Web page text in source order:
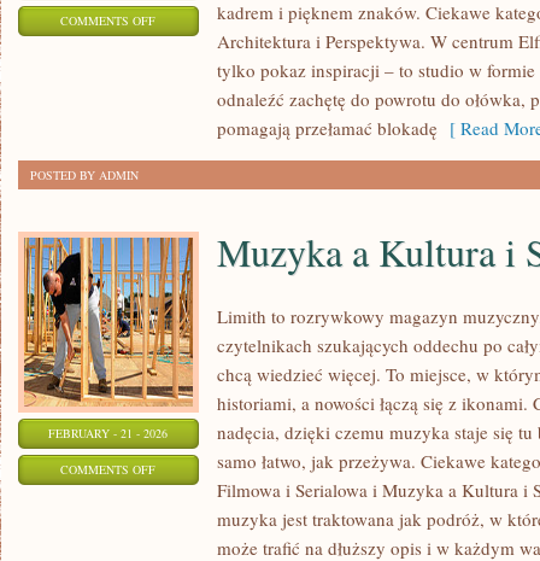
COMMENTS OFFON
SZKICOWNIK
CODZIENNA
PRAKTYKA
kadrem i pięknem znaków. Ciekawe
Architektura i Perspektywa. W centrum
tylko pokaz inspiracji – to studio w
odnaleźć zachętę do powrotu do ołówka,
pomagają przełamać blokadę [ Read
POSTED BY ADMIN
FEBRUARY - 21 - 2026
COMMENTS OFFON
Muzyka a Kultura i
Limith to rozrywkowy magazyn
czytelnikach szukających oddechu po
chcą wiedzieć więcej. To miejsce, w
historiami, a nowości łączą się z ikonami.
nadęcia, dzięki czemu muzyka staje się
samo łatwo, jak przeżywa. Ciekawe
Filmowa i Serialowa i Muzyka a Kultura i
muzyka jest traktowana jak podróż, w
może trafić na dłuższy opis i w każdym